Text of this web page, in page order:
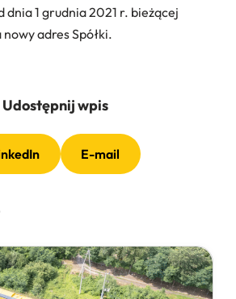
dnia 1 grudnia 2021 r. bieżącej
adres Spółki.
Udostępnij wpis
E-mail